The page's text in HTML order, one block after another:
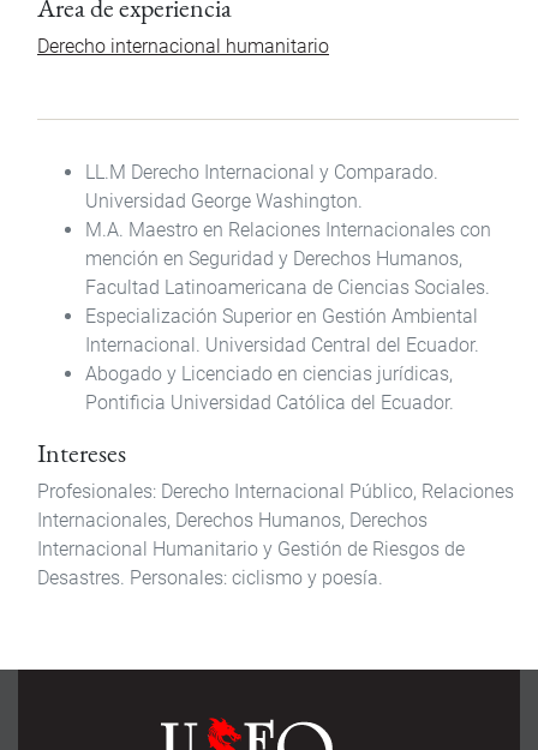
Derecho internacional humanitario
LL.M Derecho Internacional y Comparado.
Universidad George Washington.
M.A. Maestro en Relaciones Internacionales con
mención en Seguridad y Derechos Humanos,
Facultad Latinoamericana de Ciencias Sociales.
Especialización Superior en Gestión Ambiental
Internacional Universidad Central del Ecuador.
Abogado y Licenciado en ciencias jurídicas,
Pontificia Universidad Católica del Ecuador.
Intereses
Profesionales: Derecho Internacional Público, Relaciones
Internacionales, Derechos Humanos, Derechos
Internacional Humanitario y Gestión de Riesgos de
Desastres. Personales: ciclismo y poesía.